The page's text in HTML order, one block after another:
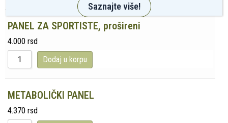
PANEL ZA SPORTISTE, prošireni
4.000 rsd
Dodaj u korpu
METABOLIČKI PANEL
4.370 rsd
Saznajte više!